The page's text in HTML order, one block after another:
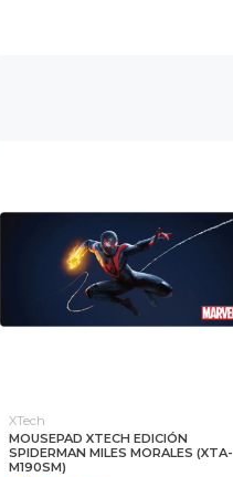
XTech
MOUSEPAD XTECH EDICIÓN
SPIDERMAN MILES MORALES (XTA-
M190SM)